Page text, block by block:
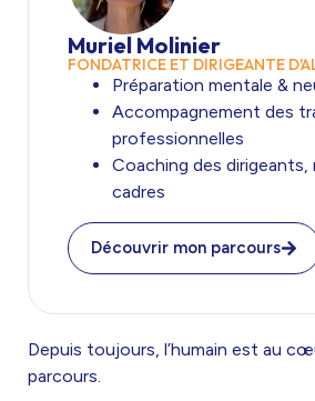
Muriel Molinier
FONDATRICE ET DIRIGEANTE
Préparation mentale &
Accompagnement des
professionnelles
Coaching des dirigeants,
cadres
Découvrir mon parcours
Depuis toujours, l’humain est au
parcours.